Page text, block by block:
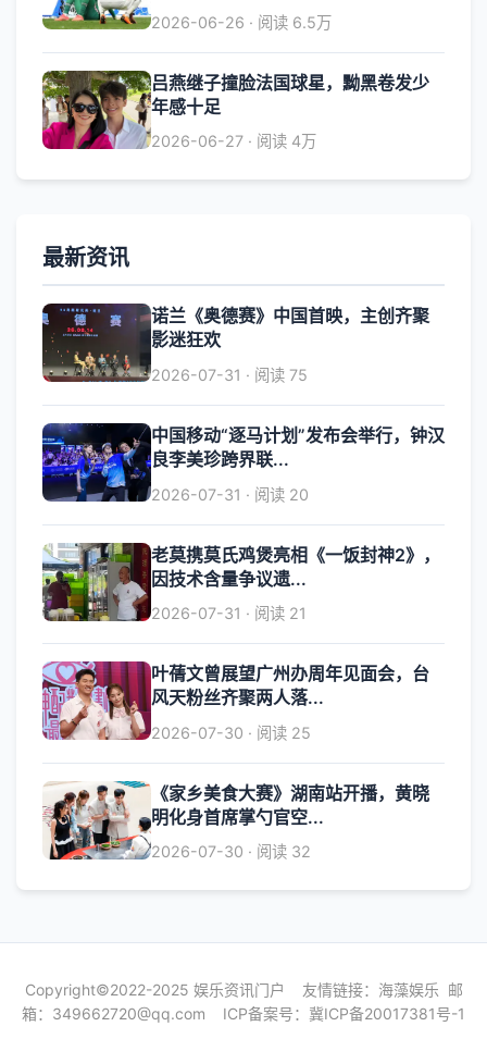
2026-06-26 · 阅读 6.5万
吕燕继子撞脸法国球星，黝黑卷发少
年感十足
2026-06-27 · 阅读 4万
最新资讯
诺兰《奥德赛》中国首映，主创齐聚
影迷狂欢
2026-07-31 · 阅读 75
中国移动“逐马计划”发布会举行，钟汉
良李美珍跨界联...
2026-07-31 · 阅读 20
老莫携莫氏鸡煲亮相《一饭封神2》，
因技术含量争议遗...
2026-07-31 · 阅读 21
叶蒨文曾展望广州办周年见面会，台
风天粉丝齐聚两人落...
2026-07-30 · 阅读 25
《家乡美食大赛》湖南站开播，黄晓
明化身首席掌勺官空...
2026-07-30 · 阅读 32
Copyright©2022-2025 娱乐资讯门户 友情链接： 海藻娱乐 邮
箱： 349662720@qq.com ICP备案号： 冀ICP备20017381号-1